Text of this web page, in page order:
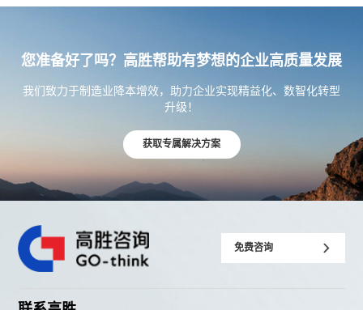
您准备好了吗？高胜帮助有梦想的企业高质量发展
我们致力于制造业降本增效，助力企业实现精益化、数智化转型
升级！
获取专属解决方案
免费咨询